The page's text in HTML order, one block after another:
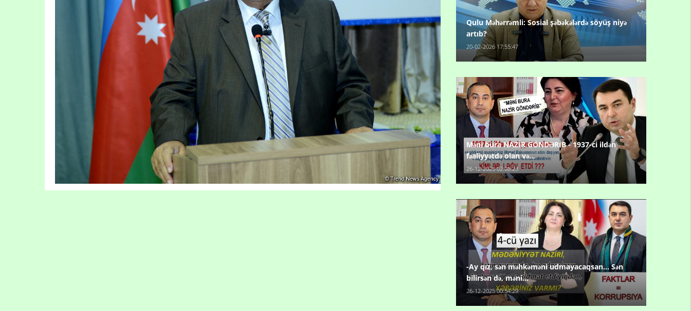
Qulu Məhərrəmli: Sosial şəbəkələrdə söyüş niyə
artıb?
20-02-2026 17:55:47
Məni bura NAZİR GÖNDƏRİB - 1937-ci ildən
fəaliyyətdə olan və...
26-12-2025 02:08:23
-Ay qız, sən məhkəməni udmayacaqsan... Sən
bilirsən də, məni...
26-12-2025 00:54:29